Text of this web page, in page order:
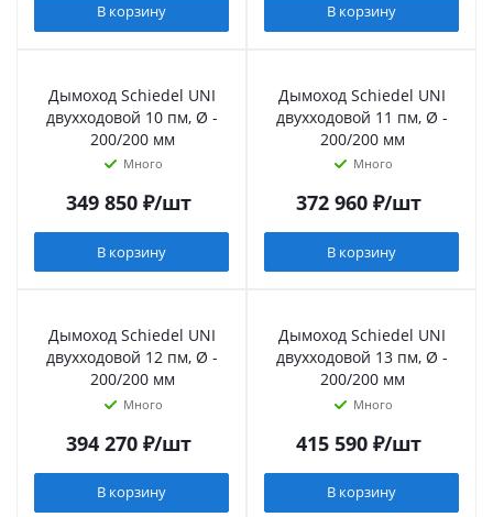
В корзину В корзину
Дымоход Schiedel UNI
двухходовой 10 пм, Ø -
200/200 мм
Много
349 850₽/шт
В корзину
Дымоход Schiedel UNI
двухходовой 11 пм, Ø -
200/200 мм
Много
372 960₽/шт
В корзину
Дымоход Schiedel UNI
двухходовой 12 пм, Ø -
200/200 мм
Много
394 270₽/шт
В корзину
Дымоход Schiedel UNI
двухходовой 13 пм, Ø -
200/200 мм
Много
415 590₽/шт
В корзину